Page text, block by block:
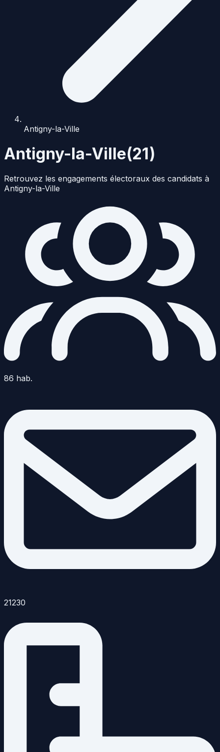
Antigny-la-Ville
Antigny-la-Ville(21)
Retrouvez les engagements électoraux des candidats à
Antigny-la-Ville
86 hab.
21230